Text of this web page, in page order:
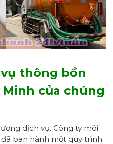
thông bồn
của chúng
dịch vụ. Công ty môi
ban hành một quy trình